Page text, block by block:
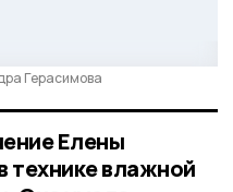
Герасимова
Елены
технике влажной